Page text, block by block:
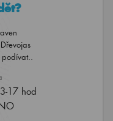
17 hod